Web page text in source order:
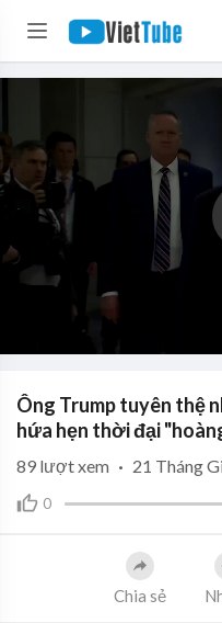
Ông Trump tuyên thệ
hứa hẹn thời đại
0
89 lượt xem · 21 Tháng
Chia sẻ